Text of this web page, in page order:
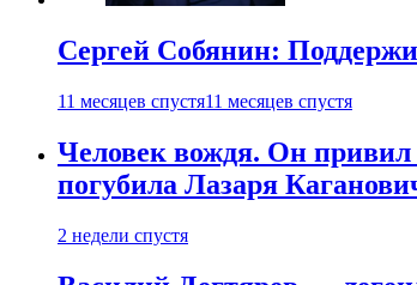
Сергей Собянин:
11 месяцев спустя11 месяцев спустя
Человек вождя. Он привил
погубила Лазаря
2 недели спустя